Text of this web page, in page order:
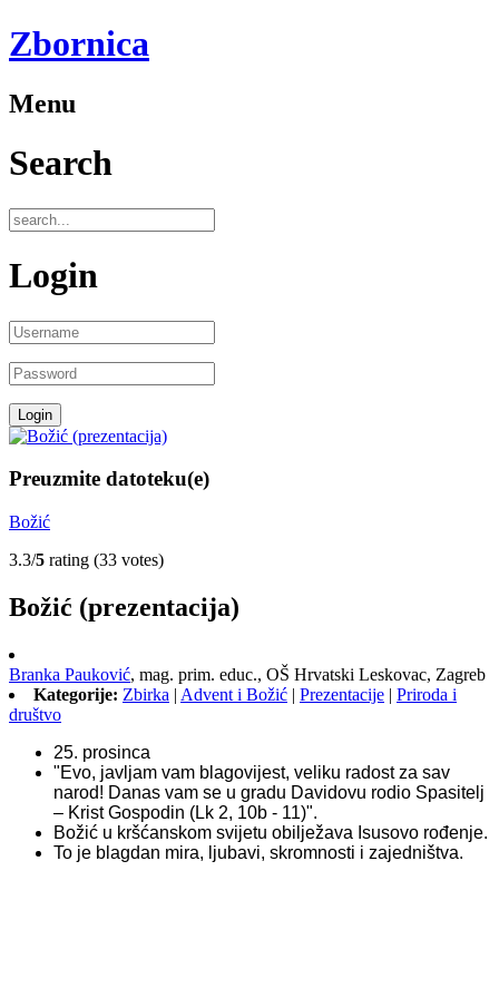
Zbornica
Menu
Search
Login
Preuzmite datoteku(e)
Božić
3.3/5 rating (33 votes)
Božić (prezentacija)
Branka Pauković, mag. prim. educ., OŠ Hrvatski Leskovac, Zagreb
Kategorije: Zbirka | Advent i Božić | Prezentacije | Priroda i
društvo
25. prosinca
"Evo, javljam vam blagovijest, veliku radost za sav
narod! Danas vam se u gradu Davidovu rodio Spasitelj
– Krist Gospodin (Lk 2, 10b - 11)".
Božić u kršćanskom svijetu obilježava Isusovo rođenje.
To je blagdan mira, ljubavi, skromnosti i zajedništva.